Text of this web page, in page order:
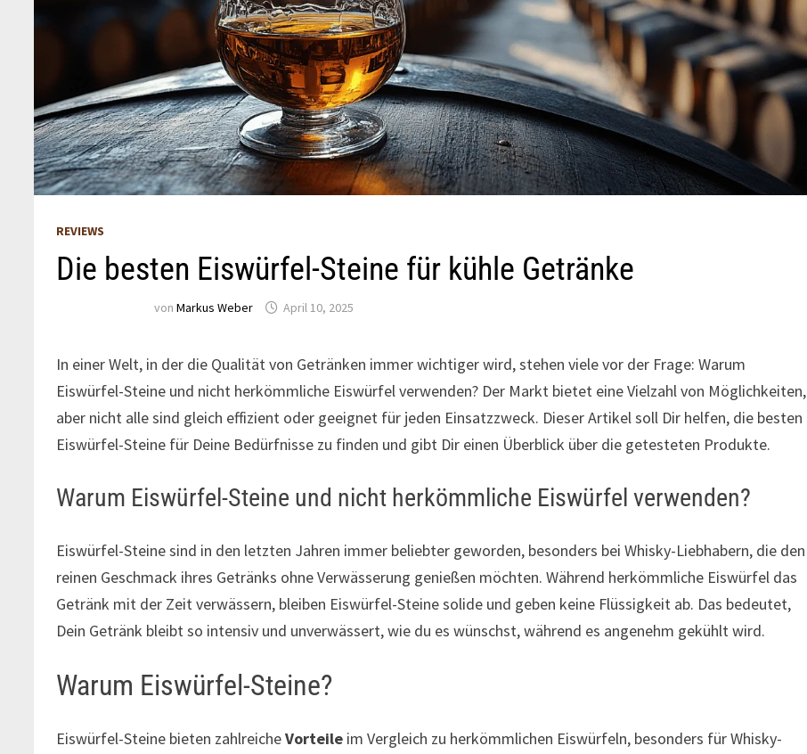
REVIEWS
Die besten Eiswürfel-Steine für kühle Getränke
vonMarkus Weber April 10, 2025
In einer Welt, in der die Qualität von Getränken immer wichtiger wird, stehen viele vor der Frage: Warum
Eiswürfel-Steine und nicht herkömmliche Eiswürfel verwenden? Der Markt bietet eine Vielzahl von Möglichkeiten,
aber nicht alle sind gleich effizient oder geeignet für jeden Einsatzzweck. Dieser Artikel soll Dir helfen, die besten
Eiswürfel-Steine für Deine Bedürfnisse zu finden und gibt Dir einen Überblick über die getesteten Produkte.
Warum Eiswürfel-Steine und nicht herkömmliche Eiswürfel verwenden?
Eiswürfel-Steine sind in den letzten Jahren immer beliebter geworden, besonders bei Whisky-Liebhabern, die den
reinen Geschmack ihres Getränks ohne Verwässerung genießen möchten. Während herkömmliche Eiswürfel das
Getränk mit der Zeit verwässern, bleiben Eiswürfel-Steine solide und geben keine Flüssigkeit ab. Das bedeutet,
Dein Getränk bleibt so intensiv und unverwässert, wie du es wünschst, während es angenehm gekühlt wird.
Warum Eiswürfel-Steine?
Eiswürfel-Steine bieten zahlreicheVorteile im Vergleich zu herkömmlichen Eiswürfeln, besonders für Whisky-